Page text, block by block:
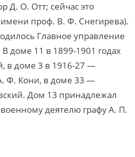
Д. О. Отт; сейчас это
проф. В. Ф. Снегирева).
Главное управление
В доме 11 в 1899-1901 годах
в доме 3 в 1916-27 —
Ф. Кони, в доме 33 —
Дом 13 принадлежал
деятелю графу А. П.